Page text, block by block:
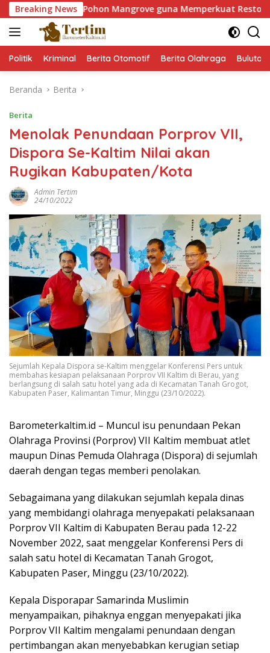
Langsung
ke
konten
Breaking News
60.000 Pohon Mangrove guna Memperkuat Restorasi
Politik Kriminal Berita Otomotif Berita Olahraga
Beranda Berita
Berita
Menolak Penundaan Porprov VII,
Dispora Se-Kaltim Nilai akan
Rugikan Kabupaten/Kota
Admin Tertim
24/10/2022
Sejumlah Kepala Dispora se-Kaltim menggelar Konferensi Pers untuk
membahas kesiapan pelaksanaan Porprov VII Kaltim di Berau, yang
berlangsung di salah satu hotel yang ada di Kecamatan Tanah Grogot,
Kabupaten Paser, Kalimantan Timur, Minggu (23/10/2022).
Barometerkaltim.id – Muncul isu penundaan Pekan
Olahraga Provinsi (Porprov) VII Kaltim membuat atlet
maupun Dinas Pemuda Olahraga (Dispora) di sejumlah
daerah dengan tegas memberi penolakan.
Sebagaimana yang dilakukan sejumlah kepala dinas
yang membidangi olahraga menyepakati pelaksanaan
Porprov VII Kaltim di Kabupaten Berau pada 12-22
November 2022, saat menggelar Konferensi Pers di
salah satu hotel di Kecamatan Tanah Grogot,
Kabupaten Paser, Minggu (23/10/2022).
Kepala Disporapar Samarinda Muslimin
menyampaikan, pihaknya enggan menyepakati jika
Porprov VII Kaltim mengalami penundaan dengan
pertimbangan akan menyebabkan kerugian setiap